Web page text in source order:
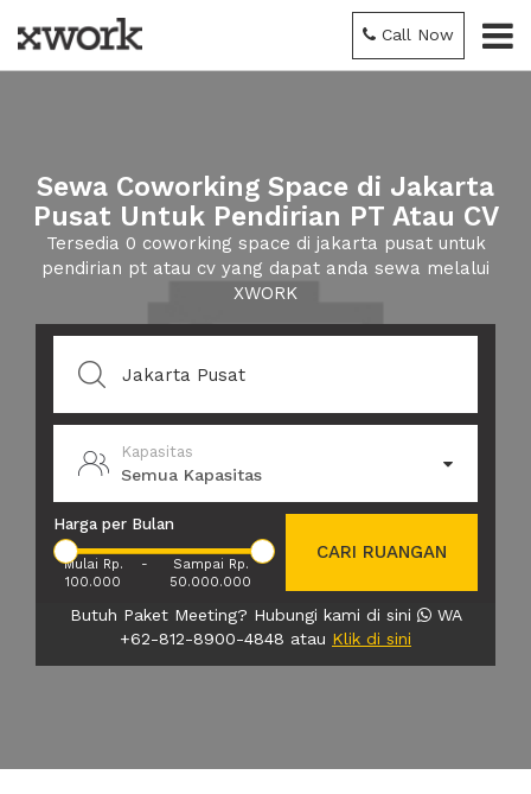
Call Now
Sewa Coworking Space di Jakarta
Pusat Untuk Pendirian PT Atau CV
Tersedia 0 coworking space di jakarta pusat untuk
pendirian pt atau cv yang dapat anda sewa melalui
XWORK
Kapasitas
Semua Kapasitas
Harga per Bulan
Mulai Rp.
100.000
-
Sampai Rp.
50.000.000
CARI RUANGAN
Butuh Paket Meeting? Hubungi kami di sini
WA
+62-812-8900-4848 atau Klik di sini